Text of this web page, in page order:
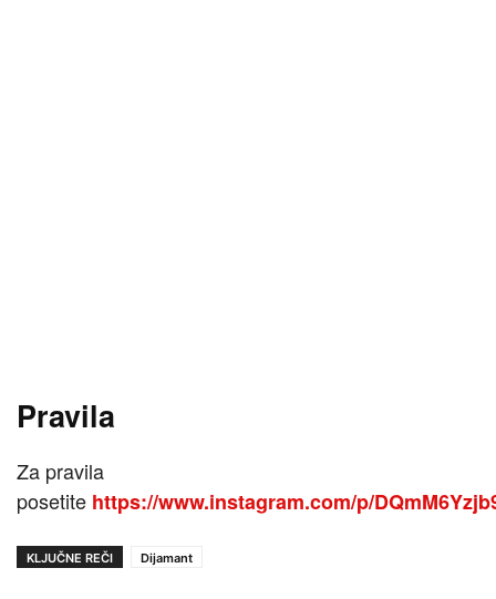
Pravila
Za pravila
posetite https://www.instagram.com/p/
KLJUČNE REČI Dijamant